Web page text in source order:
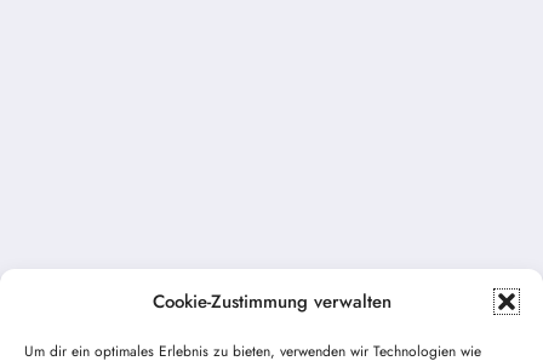
Cookie-Zustimmung verwalten
Um dir ein optimales Erlebnis zu bieten, verwenden wir Technologien wie